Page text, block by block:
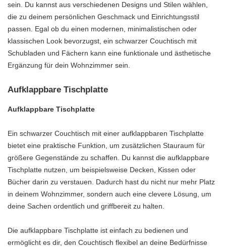
sein. Du kannst aus verschiedenen Designs und Stilen wählen,
die zu deinem persönlichen Geschmack und Einrichtungsstil
passen. Egal ob du einen modernen, minimalistischen oder
klassischen Look bevorzugst, ein schwarzer Couchtisch mit
Schubladen und Fächern kann eine funktionale und ästhetische
Ergänzung für dein Wohnzimmer sein.
Aufklappbare Tischplatte
Aufklappbare Tischplatte
Ein schwarzer Couchtisch mit einer aufklappbaren Tischplatte
bietet eine praktische Funktion, um zusätzlichen Stauraum für
größere Gegenstände zu schaffen. Du kannst die aufklappbare
Tischplatte nutzen, um beispielsweise Decken, Kissen oder
Bücher darin zu verstauen. Dadurch hast du nicht nur mehr Platz
in deinem Wohnzimmer, sondern auch eine clevere Lösung, um
deine Sachen ordentlich und griffbereit zu halten.
Die aufklappbare Tischplatte ist einfach zu bedienen und
ermöglicht es dir, den Couchtisch flexibel an deine Bedürfnisse